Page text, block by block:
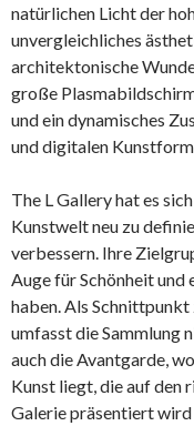
natürlichen Licht der
unvergleichliches
architektonische
große
und ein dynamisches
und digitalen
The L Gallery hat es
Kunstwelt neu zu
verbessern. Ihre
Auge für Schönheit
haben. Als
umfasst die Sammlung
auch die Avantgarde,
Kunst liegt, die auf den
Galerie präsentiert wird